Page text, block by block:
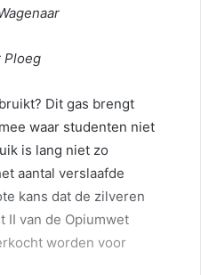
Ploeg
Dit gas brengt
waar studenten niet
is lang niet zo
aantal verslaafde
kans dat de zilveren
II van de Opiumwet
worden voor